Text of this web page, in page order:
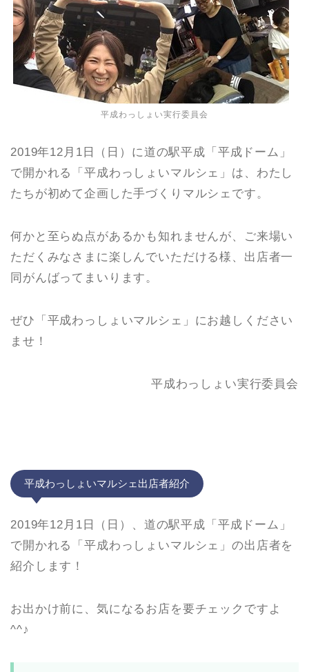
平成わっしょい実行委員会
2019年12月1日（日）に道の駅平成「平成ドーム」
で開かれる「平成わっしょいマルシェ」は、わたし
たちが初めて企画した手づくりマルシェです。
何かと至らぬ点があるかも知れませんが、ご来場い
ただくみなさまに楽しんでいただける様、出店者一
同がんばってまいります。
ぜひ「平成わっしょいマルシェ」にお越しください
ませ！
平成わっしょい実行委員会
平成わっしょいマルシェ出店者紹介
2019年12月1日（日）、道の駅平成「平成ドーム」
で開かれる「平成わっしょいマルシェ」の出店者を
紹介します！
お出かけ前に、気になるお店を要チェックですよ
^^♪